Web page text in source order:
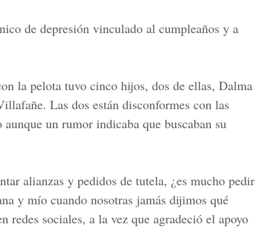
de depresión vinculado al cumpleaños y a
la pelota tuvo cinco hijos, dos de ellas, Dalma
Las dos están disconformes con las
un rumor indicaba que buscaban su
alianzas y pedidos de tutela, ¿es mucho pedir
y mío cuando nosotras jamás dijimos qué
redes sociales, a la vez que agradeció el apoyo